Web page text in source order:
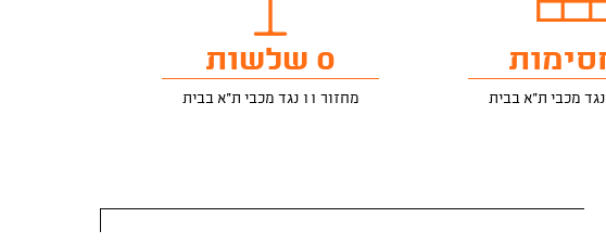
0 שלשות
מחזור 11 נגד מכבי ת"א בבית